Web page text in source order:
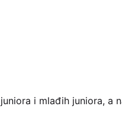
i mlađih juniora,